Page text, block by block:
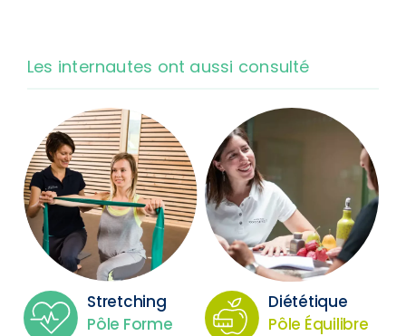
Les internautes ont aussi consulté
Stretching
Pôle Forme
Diététique
Pôle Équilibre